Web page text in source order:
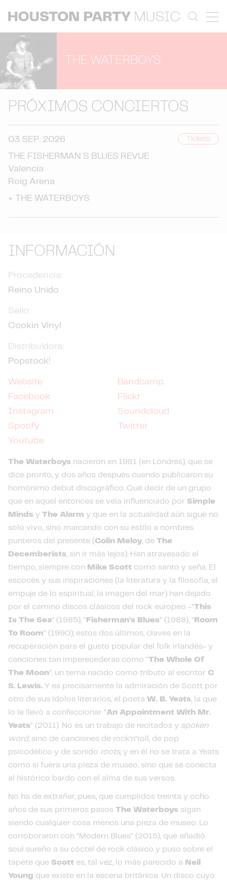
THE WATERBOYS
PRÓXIMOS CONCIERTOS
03 SEP. 2026 Tickets
+ THE WATERBOYS
THE FISHERMAN´ S BLUES REVUE
Valencia
Roig Arena
INFORMACIÓN
Procedencia:
Reino Unido
Sello:
Cookin Vinyl
Distribuidora:
Popstock!
Website
Bandcamp
Facebook
Flickr
Instagram
Soundcloud
Spotify
Twitter
Youtube
The Waterboys nacieron en 1981 (en Londres), que se
dice pronto, y dos años después cuando publicaron su
homónimo debut discográfico. Qué decir de un grupo
que en aquel entonces se veía influenciado por Simple
Minds y The Alarm y que en la actualidad aún sigue no
solo vivo, sino marcando con su estilo a nombres
punteros del presente ( Colin Meloy, de The
Decemberists, sin ir más lejos). Han atravesado el
tiempo, siempre con Mike Scott como santo y seña. El
escocés y sus inspiraciones (la literatura y la filosofía, el
empuje de lo espiritual, la imagen del mar) han dejado
por el camino discos clásicos del rock europeo -”This
Is The Sea” (1985), “ Fisherman's Blues” (1988), “ Room
To Room” (1990); estos dos últimos, claves en la
recuperación para el gusto popular del folk irlandés- y
canciones tan imperecederas como “The Whole Of
The Moon”, un tema nacido como tributo al escritor C
S. Lewis. Y es precisamente la admiración de Scott por
otro de sus ídolos literarios, el poeta W. B. Yeats, la que
lo le llevó a confeccionar “An Appointment With Mr.
Yeats” (2011). No es un trabajo de recitados y spoken
word, sino de canciones de rock'n''roll, de pop
psicodélico y de sonido roots, y en él no se trata a Yeats
como si fuera una pieza de museo, sino que se conecta
al histórico bardo con el alma de sus versos.
No ha de extrañar, pues, que cumplidos treinta y ocho
años de sus primeros pasos The Waterboys sigan
siendo cualquier cosa menos una pieza de museo. Lo
corroboraron con “Modern Blues” (2015), que añadió
soul sureño a su cóctel de rock clásico y puso sobre el
tapete que Scott es, tal vez, lo más parecido a Neil
Young que existe en la escena británica. Un disco cuyo